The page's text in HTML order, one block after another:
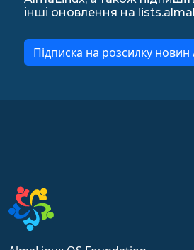
інші оновлення на
Підписка на розсилку